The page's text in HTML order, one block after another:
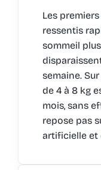
Les
ressentis
sommeil
semaine.
de 4 à 8 kg
mois, sans
repose pas
artificielle et